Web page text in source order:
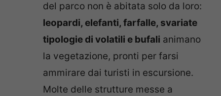
del parco non è abitata solo da loro:
leopardi, elefanti, farfalle, svariate
tipologie di volatili e bufali animano
la vegetazione, pronti per farsi
ammirare dai turisti in escursione.
Molte delle strutture messe a